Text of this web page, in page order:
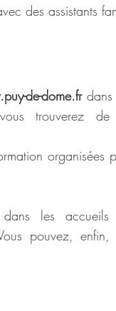
des assistants
de-dome.fr dans
trouverez de
organisées
dans les
pouvez,